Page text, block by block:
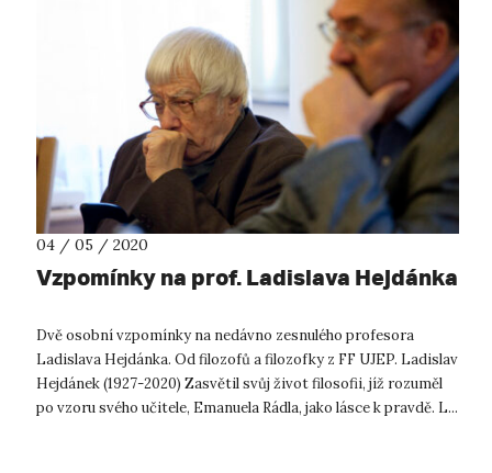
04 / 05 / 2020
Vzpomínky na prof. Ladislava Hejdánka
Dvě osobní vzpomínky na nedávno zesnulého profesora
Ladislava Hejdánka. Od filozofů a filozofky z FF UJEP. Ladislav
Hejdánek (1927-2020) Zasvětil svůj život filosofii, jíž rozuměl
po vzoru svého učitele, Emanuela Rádla, jako lásce k pravdě. L...